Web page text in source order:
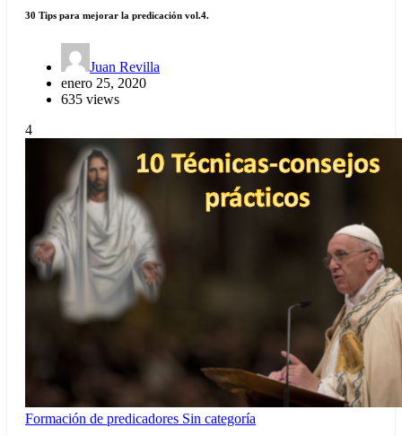
30 Tips para mejorar la predicación vol.4.
Juan Revilla
enero 25, 2020
635 views
4
Formación de predicadores Sin categoría